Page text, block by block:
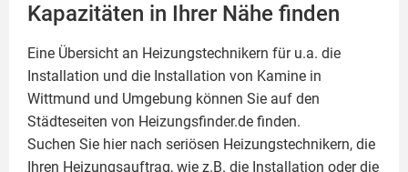
Kapazitäten in Ihrer Nähe finden
Eine Übersicht an Heizungstechnikern für u.a. die
Installation und die Installation von Kamine in
Wittmund und Umgebung können Sie auf den
Städteseiten von Heizungsfinder.de finden.
Suchen Sie hier nach seriösen Heizungstechnikern, die
Ihren Heizungsauftrag, wie z.B. die Installation oder die